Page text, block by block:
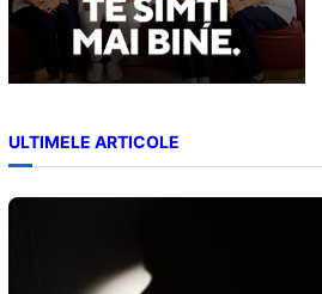
ULTIMELE ARTICOLE